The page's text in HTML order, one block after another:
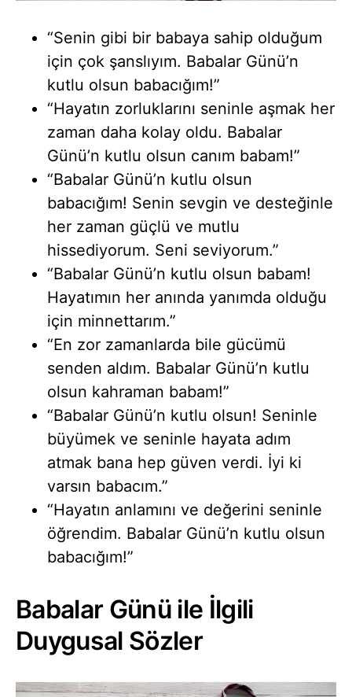
“Senin gibi bir babaya sahip olduğum
için çok şanslıyım. Babalar Günü’n
kutlu olsun babacığım!”
“Hayatın zorluklarını seninle aşmak her
zaman daha kolay oldu. Babalar
Günü’n kutlu olsun canım babam!”
“Babalar Günü’n kutlu olsun
babacığım! Senin sevgin ve desteğinle
her zaman güçlü ve mutlu
hissediyorum. Seni seviyorum.”
“Babalar Günü’n kutlu olsun babam!
Hayatımın her anında yanımda olduğu
için minnettarım.”
“En zor zamanlarda bile gücümü
senden aldım. Babalar Günü’n kutlu
olsun kahraman babam!”
“Babalar Günü’n kutlu olsun! Seninle
büyümek ve seninle hayata adım
atmak bana hep güven verdi. İyi ki
varsın babacım.”
“Hayatın anlamını ve değerini seninle
öğrendim. Babalar Günü’n kutlu olsun
babacığım!”
Babalar Günü ile İlgili
Duygusal Sözler